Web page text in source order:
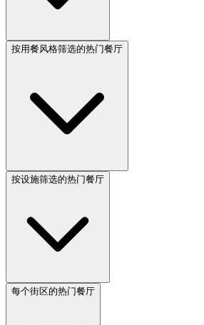
按用餐风格筛选的热门餐厅
按设施筛选的热门餐厅
每个街区的热门餐厅